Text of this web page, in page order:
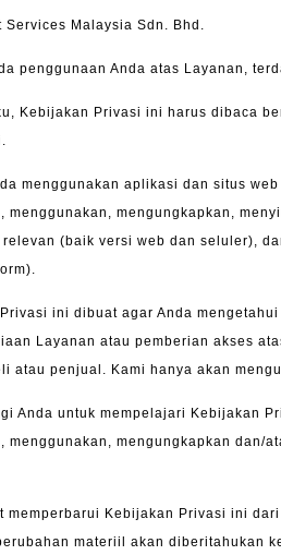
Services Malaysia Sdn. Bhd.
penggunaan Anda atas Layanan,
Kebijakan Privasi ini harus dibaca
menggunakan aplikasi dan situs
menggunakan, mengungkapkan,
(baik versi web dan seluler),
ini dibuat agar Anda
Layanan atau pemberian akses
atau penjual. Kami hanya akan
Anda untuk mempelajari Kebijakan
menggunakan, mengungkapkan dan/
memperbarui Kebijakan Privasi ini
materiil akan diberitahukan